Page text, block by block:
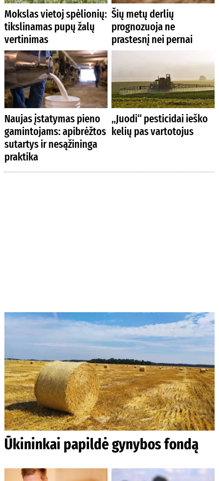
Mokslas vietoj spėlionių:
tikslinamas pupų žalų
vertinimas
Šių metų derlių
prognozuoja ne
prastesnį nei pernai
Naujas įstatymas pieno
gamintojams: apibrėžtos
sutartys ir nesąžininga
praktika
„Juodi“ pesticidai ieško
kelių pas vartotojus
Ūkininkai papildė gynybos fondą